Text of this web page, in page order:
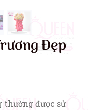
Đẹp
thường được sử